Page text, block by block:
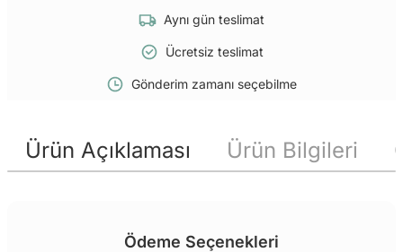
Aynı gün teslimat
Ücretsiz teslimat
Gönderim zamanı seçebilme
Ürün Açıklaması Ürün Bilgileri
Ödeme Seçenekleri